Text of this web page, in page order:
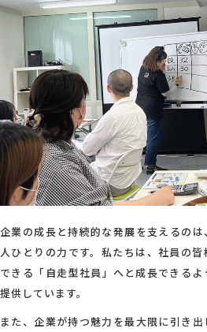
企業の成長と持続的な発展を支えるの
人ひとりの力です。私たちは、社員の
できる「自走型社員」へと成長できる
提供しています。
また、企業が持つ魅力を最大限に引き